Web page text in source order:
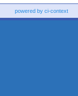
powered by ci-context